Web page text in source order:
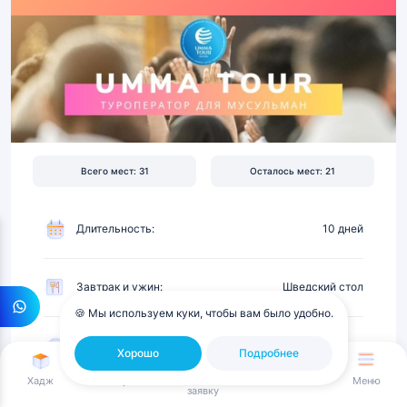
Всего мест: 31 Осталось мест: 21
Длительность: 10 дней
Завтрак и ужин: Шведский стол
До мечети Аль-Харам:
Перелет,
отель
5★
на
первой
линии,
Хадж
заявку
Меню
🍪 Мы используем куки, чтобы вам было удобно.
Хорошо Подробнее